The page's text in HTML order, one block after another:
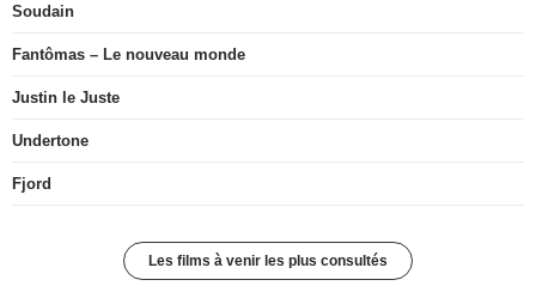
Soudain
Fantômas – Le nouveau monde
Justin le Juste
Undertone
Fjord
Les films à venir les plus consultés